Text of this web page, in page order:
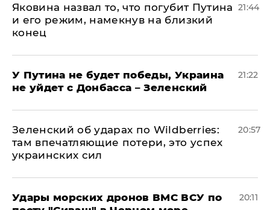
Яковина назвал то, что погубит Путина
и его режим, намекнув на близкий
конец
21:44
У Путина не будет победы, Украина
не уйдет с Донбасса – Зеленский
21:22
Зеленский об ударах по Wildberries:
там впечатляющие потери, это успех
украинских сил
20:57
Удары морских дронов ВМС ВСУ по
20:11